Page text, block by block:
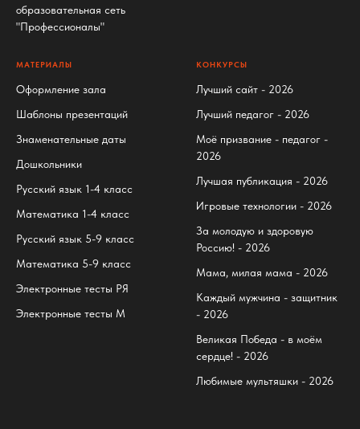
образовательная сеть
"Профессионалы"
МАТЕРИАЛЫ
Оформление зала
Шаблоны презентаций
Знаменательные даты
Дошкольники
Русский язык 1-4 класс
Математика 1-4 класс
Русский язык 5-9 класс
Математика 5-9 класс
Электронные тесты РЯ
Электронные тесты М
КОНКУРСЫ
Лучший сайт - 2026
Лучший педагог - 2026
Моё призвание - педагог -
2026
Лучшая публикация - 2026
Игровые технологии - 2026
За молодую и здоровую
Россию! - 2026
Мама, милая мама - 2026
Каждый мужчина - защитник
- 2026
Великая Победа - в моём
сердце! - 2026
Любимые мультяшки - 2026